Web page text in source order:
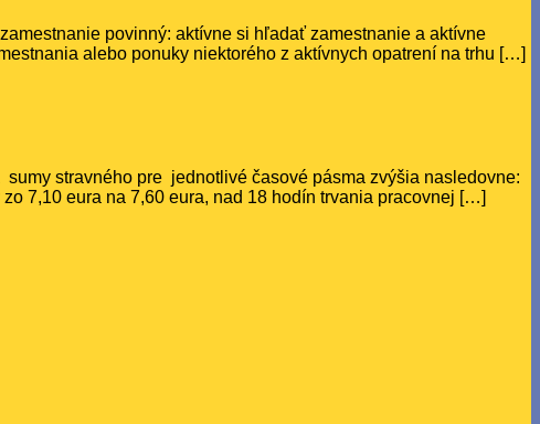
povinný: aktívne si hľadať zamestnanie a aktívne
alebo ponuky niektorého z aktívnych opatrení na trhu […]
stravného pre jednotlivé časové pásma zvýšia nasledovne:
7,10 eura na 7,60 eura, nad 18 hodín trvania pracovnej […]